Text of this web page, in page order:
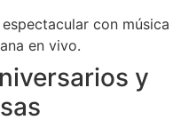
con música
en vivo.
y